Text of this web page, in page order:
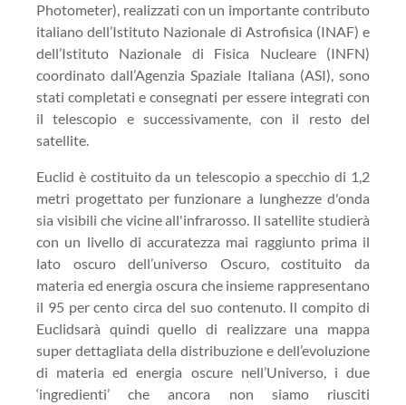
Photometer), realizzati con un importante contributo
italiano dell’Istituto Nazionale di Astrofisica (INAF) e
dell’Istituto Nazionale di Fisica Nucleare (INFN)
coordinato dall’Agenzia Spaziale Italiana (ASI), sono
stati completati e consegnati per essere integrati con
il telescopio e successivamente, con il resto del
satellite.
Euclid è costituito da un telescopio a specchio di 1,2
metri progettato per funzionare a lunghezze d'onda
sia visibili che vicine all'infrarosso. Il satellite studierà
con un livello di accuratezza mai raggiunto prima il
lato oscuro dell’universo Oscuro, costituito da
materia ed energia oscura che insieme rappresentano
il 95 per cento circa del suo contenuto. Il compito di
Euclidsarà quindi quello di realizzare una mappa
super dettagliata della distribuzione e dell’evoluzione
di materia ed energia oscure nell’Universo, i due
‘ingredienti’ che ancora non siamo riusciti